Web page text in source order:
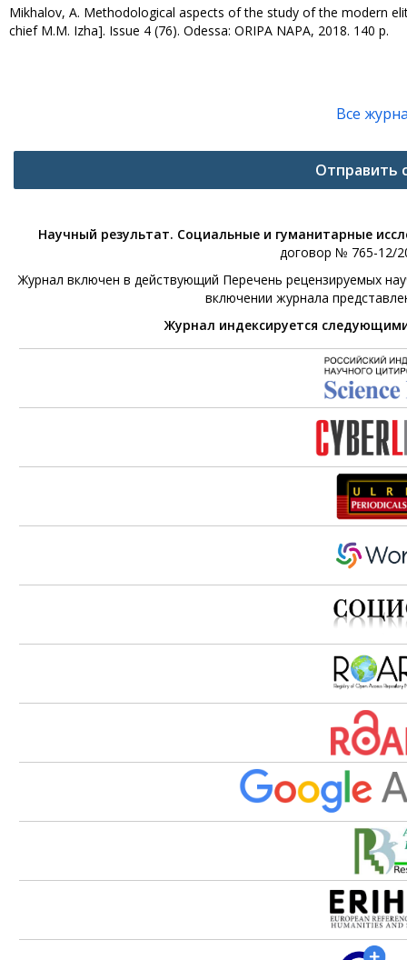
Mikhalov, A. Methodological aspects of the study of the modern
chief М.М. Izha]. Issue 4 (76). Оdessa: ORIPA NAPA, 2018. 140 p.
Все
Отправить
Научный результат. Социальные и гуманитарные
договор № 765-12/
Журнал включен в действующий Перечень рецензируемых
включении журнала
Журнал индексируется